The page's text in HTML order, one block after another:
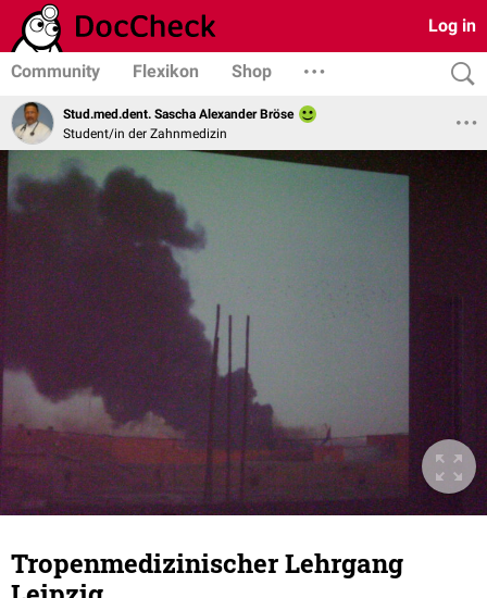
Log in
Community Flexikon Shop
Stud.med.dent. Sascha Alexander Bröse
Student/in der Zahnmedizin
Tropenmedizinischer Lehrgang